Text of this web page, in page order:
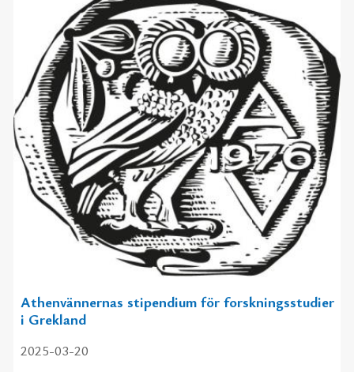
Athenvännernas stipendium för forskningsstudier
i Grekland
2025-03-20